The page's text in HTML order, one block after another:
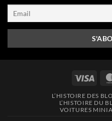
Visa
L’HISTOIRE DES
L’HISTOIRE DU
VOITURES